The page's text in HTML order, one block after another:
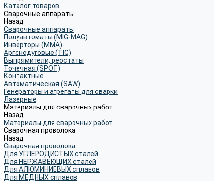
Каталог товаров
Сварочные аппараты
Назад
Сварочные аппараты
Полуавтоматы (MIG-MAG)
Инверторы (MMA)
Аргонодуговые (TIG)
Выпрямители, реостаты
Точечная (SPOT)
Контактные
Автоматическая (SAW)
Генераторы и агрегаты для сварки
Лазерные
Материалы для сварочных работ
Назад
Материалы для сварочных работ
Сварочная проволока
Назад
Сварочная проволока
Для УГЛЕРОДИСТЫХ сталей
Для НЕРЖАВЕЮЩИХ сталей
Для АЛЮМИНИЕВЫХ сплавов
Для МЕДНЫХ сплавов